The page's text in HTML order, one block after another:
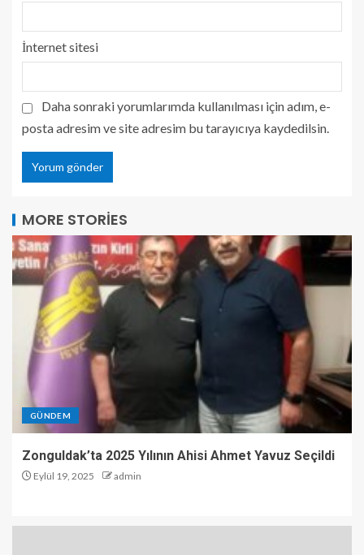
İnternet sitesi
Daha sonraki yorumlarımda kullanılması için adım, e-
posta adresim ve site adresim bu tarayıcıya kaydedilsin.
MORE STORIES
GÜNDEM
Zonguldak’ta 2025 Yılının Ahisi Ahmet Yavuz Seçildi
Eylül 19, 2025 admin